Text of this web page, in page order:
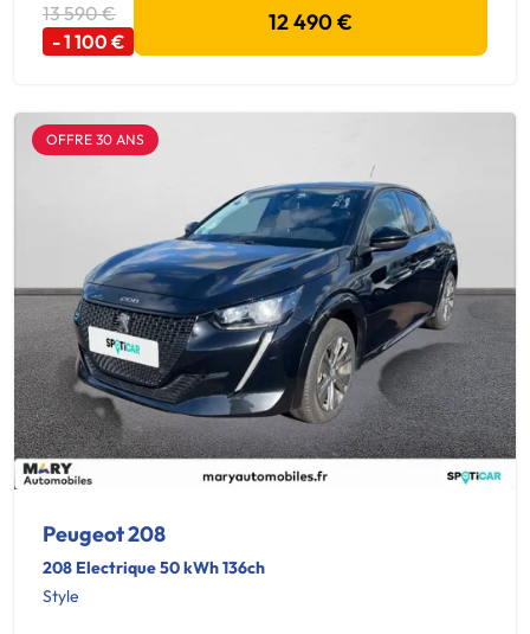
13 590 €
- 1 100 €
12 490 €
OFFRE 30 ANS
Peugeot 208
208 Electrique 50 kWh 136ch
Style